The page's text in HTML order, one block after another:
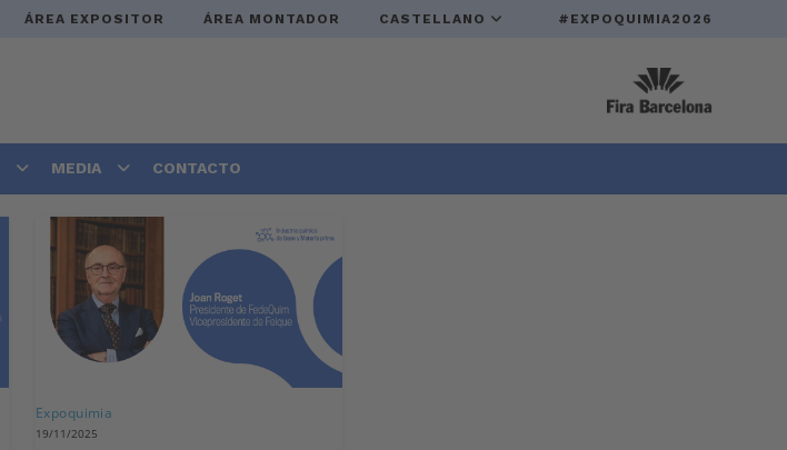
ÁREA EXPOSITOR ÁREA MONTADOR CASTELLANO #EXPOQUIMIA2026
MEDIA CONTACTO
Expoquimia
19/11/2025